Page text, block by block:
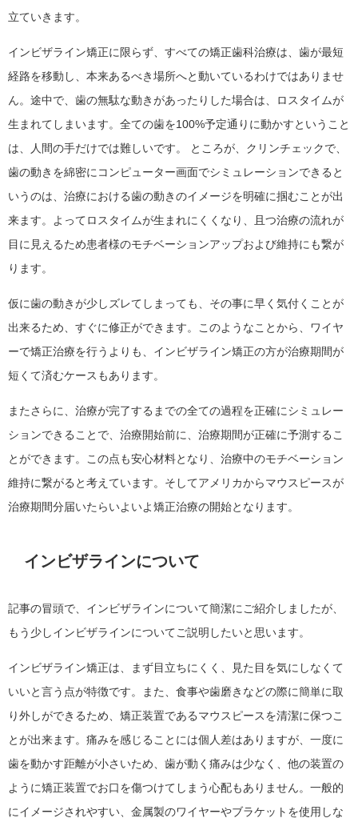
立ていきます。
インビザライン矯正に限らず、すべての矯正歯科治療は、歯が最短
経路を移動し、本来あるべき場所へと動いているわけではありませ
ん。途中で、歯の無駄な動きがあったりした場合は、ロスタイムが
生まれてしまいます。全ての歯を100%予定通りに動かすということ
は、人間の手だけでは難しいです。 ところが、クリンチェックで、
歯の動きを綿密にコンピューター画面でシミュレーションできると
いうのは、治療における歯の動きのイメージを明確に掴むことが出
来ます。よってロスタイムが生まれにくくなり、且つ治療の流れが
目に見えるため患者様のモチベーションアップおよび維持にも繋が
ります。
仮に歯の動きが少しズレてしまっても、その事に早く気付くことが
出来るため、すぐに修正ができます。このようなことから、ワイヤ
ーで矯正治療を行うよりも、インビザライン矯正の方が治療期間が
短くて済むケースもあります。
またさらに、治療が完了するまでの全ての過程を正確にシミュレー
ションできることで、治療開始前に、治療期間が正確に予測するこ
とができます。この点も安心材料となり、治療中のモチベーション
維持に繋がると考えています。そしてアメリカからマウスピースが
治療期間分届いたらいよいよ矯正治療の開始となります。
インビザラインについて
記事の冒頭で、インビザラインについて簡潔にご紹介しましたが、
もう少しインビザラインについてご説明したいと思います。
インビザライン矯正は、まず目立ちにくく、見た目を気にしなくて
いいと言う点が特徴です。また、食事や歯磨きなどの際に簡単に取
り外しができるため、矯正装置であるマウスピースを清潔に保つこ
とが出来ます。痛みを感じることには個人差はありますが、一度に
歯を動かす距離が小さいため、歯が動く痛みは少なく、他の装置の
ように矯正装置でお口を傷つけてしまう心配もありません。一般的
にイメージされやすい、金属製のワイヤーやブラケットを使用しな